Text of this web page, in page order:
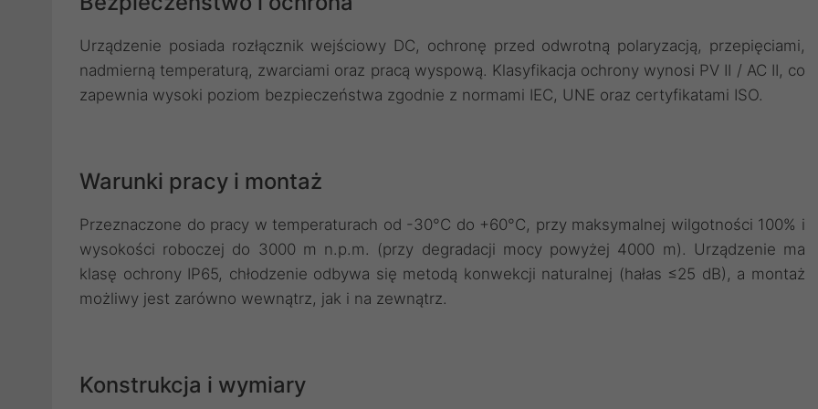
Urządzenie posiada rozłącznik wejściowy DC, ochronę przed odwrotną polaryzacją, przepięciami,
nadmierną temperaturą, zwarciami oraz pracą wyspową. Klasyfikacja ochrony wynosi PV II / AC II, co
zapewnia wysoki poziom bezpieczeństwa zgodnie z normami IEC, UNE oraz certyfikatami ISO.
Warunki pracy i montaż
Przeznaczone do pracy w temperaturach od -30°C do +60°C, przy maksymalnej wilgotności 100% i
wysokości roboczej do 3000 m n.p.m. (przy degradacji mocy powyżej 4000 m). Urządzenie ma
klasę ochrony IP65, chłodzenie odbywa się metodą konwekcji naturalnej (hałas ≤25 dB), a montaż
możliwy jest zarówno wewnątrz, jak i na zewnątrz.
Konstrukcja i wymiary